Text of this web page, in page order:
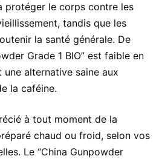
protéger le corps contre les
tandis que les
la santé générale. De
Grade 1 BIO” est faible en
alternative saine aux
la caféine.
à tout moment de la
chaud ou froid, selon vos
Le “China Gunpowder